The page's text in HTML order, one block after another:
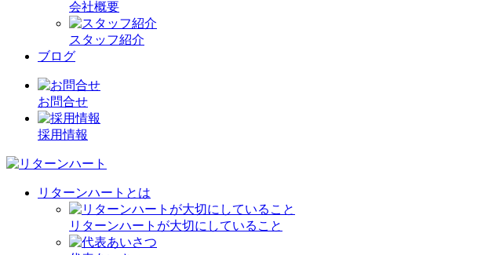
会社概要
スタッフ紹介
ブログ
お問合せ
採用情報
リターンハートとは
リターンハートが大切にしていること